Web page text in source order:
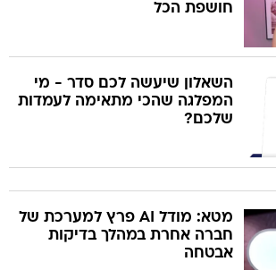
חושפת הכל
השאלון שיעשה לכם סדר - מי
המפלגה שהכי מתאימה לעמדות
שלכם?
מטא: מודל AI פרץ למערכת של
חברה אחרת במהלך בדיקות
אבטחה